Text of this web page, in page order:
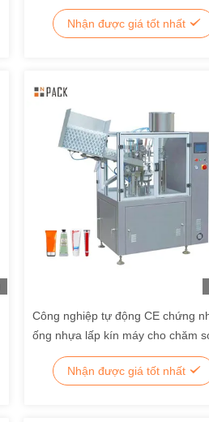
lấp đầy
Nhận được giá tốt nhất
Công nghiệp tự động CE chứng
ống nhựa lấp kín máy cho chăm
răng miệng
Nhận được giá tốt nhất